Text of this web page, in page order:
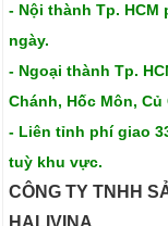
- Nội thành Tp.
ngày.
- Ngoại thành Tp.
Chánh, Hốc Môn,
- Liên tỉnh phí giao
tuỳ khu vực.
CÔNG TY TNHH
HALIVINA